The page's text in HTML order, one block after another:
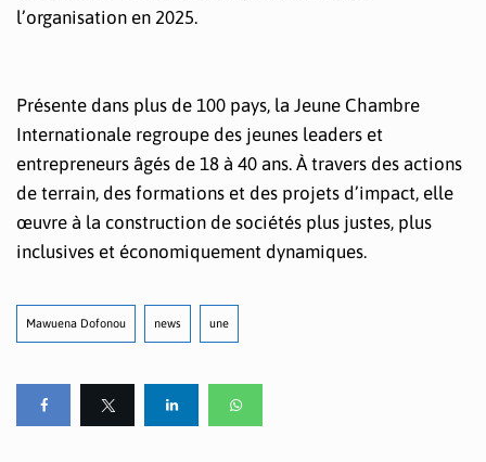
l’organisation en 2025.
Présente dans plus de 100 pays, la Jeune Chambre
Internationale regroupe des jeunes leaders et
entrepreneurs âgés de 18 à 40 ans. À travers des actions
de terrain, des formations et des projets d’impact, elle
œuvre à la construction de sociétés plus justes, plus
inclusives et économiquement dynamiques.
Mawuena Dofonou news une